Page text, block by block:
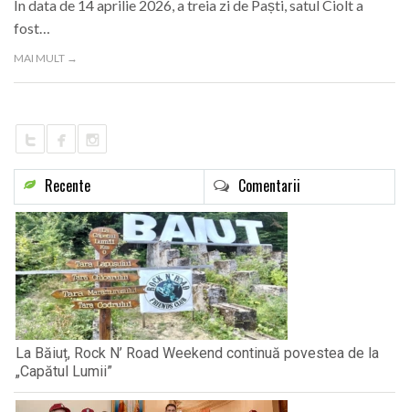
În data de 14 aprilie 2026, a treia zi de Paști, satul Ciolt a
fost…
MAI MULT →
Recente Comentarii
La Băiuț, Rock N’ Road Weekend continuă povestea de la
„Capătul Lumii”